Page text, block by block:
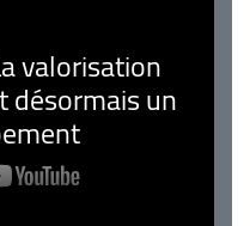
valorisation
désormais un